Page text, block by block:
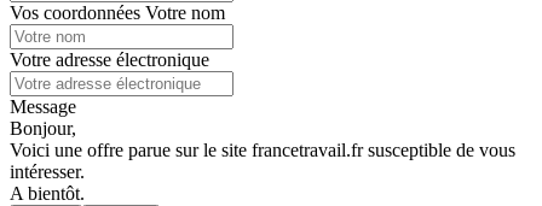
Vos coordonnées Votre nom
Votre adresse électronique
Message
Bonjour,
Voici une offre parue sur le site francetravail.fr susceptible de vous
intéresser.
A bientôt.